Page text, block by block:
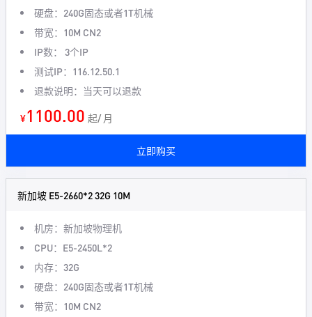
硬盘：240G固态或者1T机械
带宽：10M CN2
IP数： 3个IP
测试IP：116.12.50.1
退款说明：当天可以退款
¥1100.00 起/ 月
立即购买
新加坡 E5-2660*2 32G 10M
机房：新加坡物理机
CPU：E5-2450L*2
内存：32G
硬盘：240G固态或者1T机械
带宽：10M CN2